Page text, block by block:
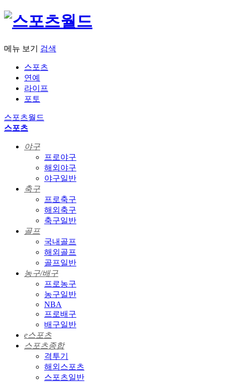
메뉴 보기 검색
스포츠
연예
라이프
포토
스포츠월드
스포츠
야구
프로야구
해외야구
야구일반
축구
프로축구
해외축구
축구일반
골프
국내골프
해외골프
골프일반
농구/배구
프로농구
농구일반
NBA
프로배구
배구일반
e스포츠
스포츠종합
격투기
해외스포츠
스포츠일반